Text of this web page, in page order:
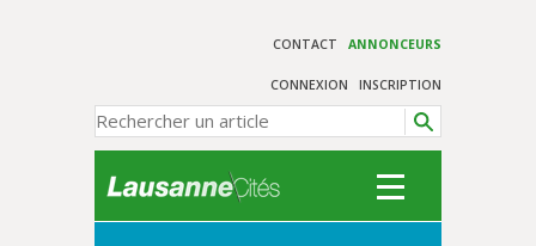
CONTACT ANNONCEURS
CONNEXION INSCRIPTION